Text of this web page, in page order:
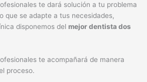
te dará solución a tu problema
que se adapte a tus necesidades,
disponemos del mejor dentista dos
te acompañará de manera
proceso.